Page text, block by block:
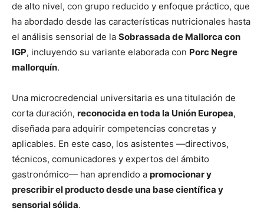
de alto nivel, con grupo reducido y enfoque práctico, que
ha abordado desde las características nutricionales hasta
el análisis sensorial de la Sobrassada de Mallorca con
IGP, incluyendo su variante elaborada con Porc Negre
mallorquín.
Una microcredencial universitaria es una titulación de
corta duración, reconocida en toda la Unión Europea,
diseñada para adquirir competencias concretas y
aplicables. En este caso, los asistentes —directivos,
técnicos, comunicadores y expertos del ámbito
gastronómico— han aprendido a promocionar y
prescribir el producto desde una base científica y
sensorial sólida.